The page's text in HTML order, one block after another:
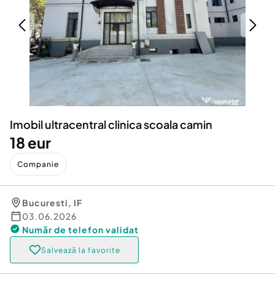
Servicii
Animale de companie
Afaceri și echipamente profesionale
Inchiriere Bunuri si Vehicule
Utilaje agricole si industriale
Piese auto si accesorii
Dacia Duster
Imobil ultracentral clinica scoala camin
18 eur
Companie
Bucuresti, IF
03.06.2026
Număr de telefon validat
Salvează la favorite